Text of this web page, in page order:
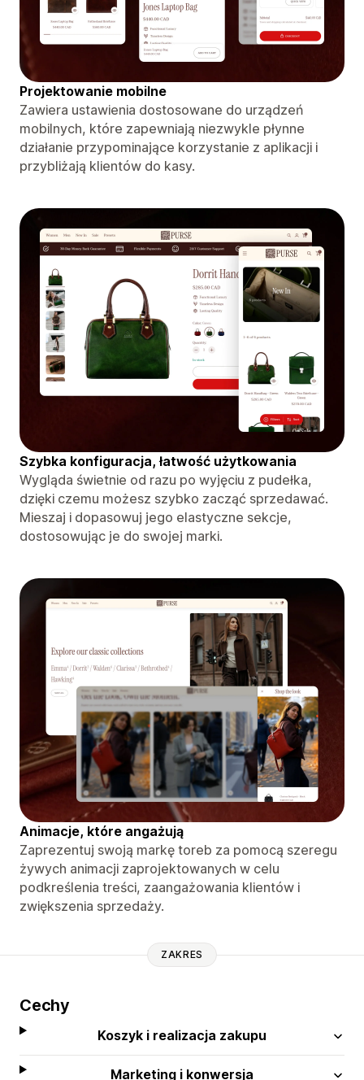
Projektowanie mobilne
Zawiera ustawienia dostosowane do urządzeń
mobilnych, które zapewniają niezwykle płynne
działanie przypominające korzystanie z aplikacji i
przybliżają klientów do kasy.
Szybka konfiguracja, łatwość użytkowania
Wygląda świetnie od razu po wyjęciu z pudełka,
dzięki czemu możesz szybko zacząć sprzedawać.
Mieszaj i dopasowuj jego elastyczne sekcje,
dostosowując je do swojej marki.
Animacje, które angażują
Zaprezentuj swoją markę toreb za pomocą szeregu
żywych animacji zaprojektowanych w celu
podkreślenia treści, zaangażowania klientów i
zwiększenia sprzedaży.
ZAKRES
Cechy
Koszyk i realizacja zakupu
Marketing i konwersja